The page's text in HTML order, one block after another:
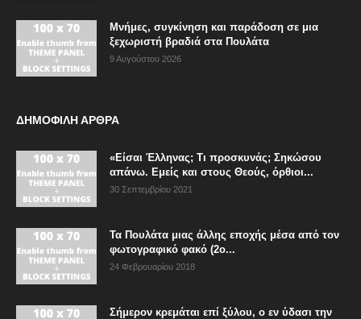
Μνήμες, συγκίνηση και παράδοση σε μια
ξεχωριστή βραδιά στα Πουλάτα
9 Αυγούστου 2026
ΔΗΜΟΦΙΛΗ ΑΡΘΡΑ
«Είσαι Έλληνας; Τι προσκυνάς; Σηκώσου
απάνω. Εμείς και στους Θεούς, όρθιοι...
30 Σεπτεμβρίου 2021
Τα Πουλάτα μιας άλλης εποχής μέσα από τον
φωτογραφικό φακό (2ο...
24 Φεβρουαρίου 2018
Σήμερον κρεμάται επί ξύλου, ο εν ύδασι την